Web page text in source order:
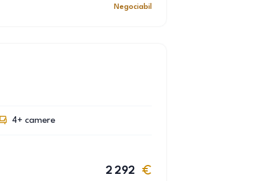
Negociabil
4+ camere
2 292